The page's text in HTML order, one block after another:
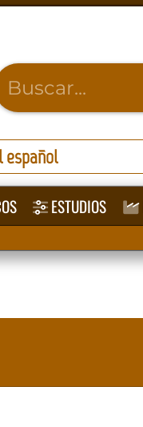
español
ESTUDIOS